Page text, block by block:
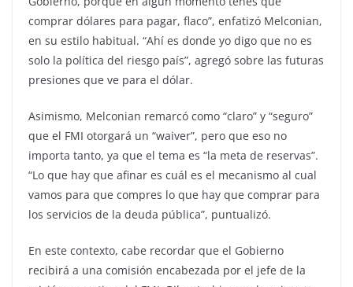
comprar dólares para pagar, flaco”, enfatizó Melconian,
en su estilo habitual. “Ahí es donde yo digo que no es
solo la política del riesgo país”, agregó sobre las futuras
presiones que ve para el dólar.
Asimismo, Melconian remarcó como “claro” y “seguro”
que el FMI otorgará un “waiver”, pero que eso no
importa tanto, ya que el tema es “la meta de reservas”.
“Lo que hay que afinar es cuál es el mecanismo al cual
vamos para que compres lo que hay que comprar para
los servicios de la deuda pública”, puntualizó.
En este contexto, cabe recordar que el Gobierno
recibirá a una comisión encabezada por el jefe de la